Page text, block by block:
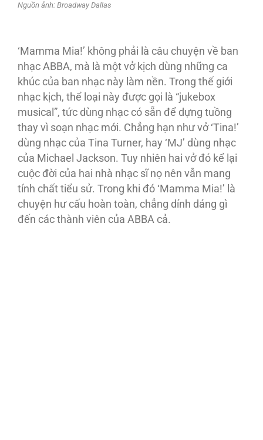
Nguồn ảnh: Broadway Dallas
‘Mamma Mia!’ không phải là câu chuyện về ban
nhạc ABBA, mà là một vở kịch dùng những ca
khúc của ban nhạc này làm nền. Trong thế giới
nhạc kịch, thể loại này được gọi là “jukebox
musical”, tức dùng nhạc có sẵn để dựng tuồng
thay vì soạn nhạc mới. Chẳng hạn như vở ‘Tina!’
dùng nhạc của Tina Turner, hay ‘MJ’ dùng nhạc
của Michael Jackson. Tuy nhiên hai vở đó kể lại
cuộc đời của hai nhà nhạc sĩ nọ nên vẫn mang
tính chất tiểu sử. Trong khi đó ‘Mamma Mia!’ là
chuyện hư cấu hoàn toàn, chẳng dính dáng gì
đến các thành viên của ABBA cả.